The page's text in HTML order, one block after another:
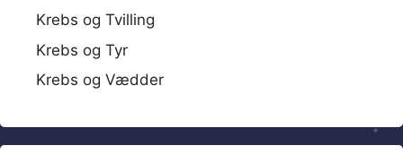
Krebs og Tvilling
Krebs og Tyr
Krebs og Vædder